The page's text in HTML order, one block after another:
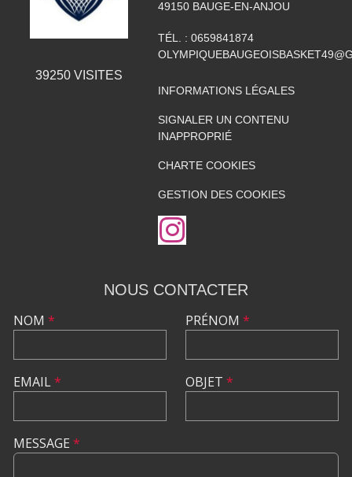
39250VISITES
49150 BAUGE-EN-ANJOU
TÉL. : 0659841874
INFORMATIONS LÉGALES
SIGNALER UN CONTENU
INAPPROPRIÉ
CHARTE COOKIES
GESTION DES COOKIES
NOUS CONTACTER
NOM *
EMAIL*
PRÉNOM *
OBJET *
MESSAGE *